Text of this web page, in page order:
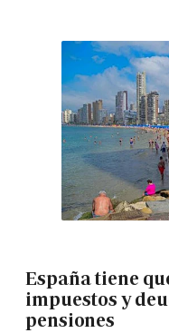
España tiene
impuestos y
pensiones